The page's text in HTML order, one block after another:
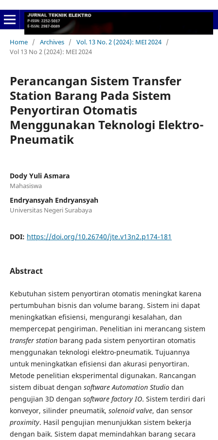
Home / Archives / Vol. 13 No. 2 (2024): MEI 2024 /
Vol 13 No 2 (2024): MEI 2024
Perancangan Sistem Transfer
Station Barang Pada Sistem
Penyortiran Otomatis
Menggunakan Teknologi Elektro-
Pneumatik
Dody Yuli Asmara
Mahasiswa
Endryansyah Endryansyah
Universitas Negeri Surabaya
DOI: https://doi.org/10.26740/jte.v13n2.p174-181
Abstract
Kebutuhan sistem penyortiran otomatis meningkat karena
pertumbuhan bisnis dan volume barang. Sistem ini dapat
meningkatkan efisiensi, mengurangi kesalahan, dan
mempercepat pengiriman. Penelitian ini merancang sistem
transfer stationbarang pada sistem penyortiran otomatis
menggunakan teknologi elektro-pneumatik. Tujuannya
untuk meningkatkan efisiensi dan akurasi penyortiran.
Metode penelitian eksperimental digunakan. Rancangan
sistem dibuat dengan software Automation Studiodan
pengujian 3D dengan software factory IO. Sistem terdiri dari
konveyor, silinder pneumatik, solenoid valve, dan sensor
proximity. Hasil pengujian menunjukkan sistem bekerja
dengan baik. Sistem dapat memindahkan barang secara